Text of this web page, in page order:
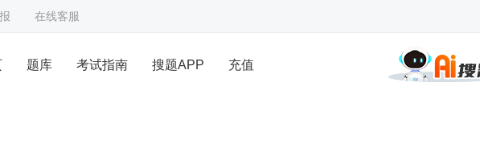
在线客服
题库 考试指南 搜题APP 充值